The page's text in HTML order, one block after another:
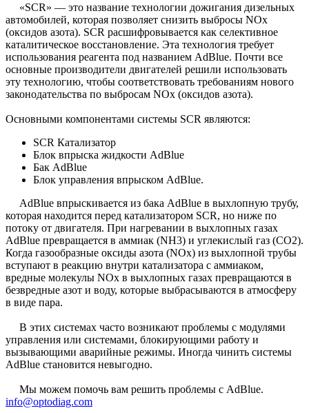
«SCR» — это название технологии дожигания дизельных
автомобилей, которая позволяет снизить выбросы NOx
(оксидов азота). SCR расшифровывается как селективное
каталитическое восстановление. Эта технология требует
использования реагента под названием AdBlue. Почти все
основные производители двигателей решили использовать
эту технологию, чтобы соответствовать требованиям нового
законодательства по выбросам NOx (оксидов азота).
Основными компонентами системы SCR являются:
SCR Катализатор
Блок впрыска жидкости AdBlue
Бак AdBlue
Блок управления впрыском AdBlue.
AdBlue впрыскивается из бака AdBlue в выхлопную трубу,
которая находится перед катализатором SCR, но ниже по
потоку от двигателя. При нагревании в выхлопных газах
AdBlue превращается в аммиак (NH3) и углекислый газ (CO2).
Когда газообразные оксиды азота (NOx) из выхлопной трубы
вступают в реакцию внутри катализатора с аммиаком,
вредные молекулы NOx в выхлопных газах превращаются в
безвредные азот и воду, которые выбрасываются в атмосферу
в виде пара.
В этих системах часто возникают проблемы с модулями
управления или системами, блокирующими работу и
вызывающими аварийные режимы. Иногда чинить системы
AdBlue становится невыгодно.
Мы можем помочь вам решить проблемы с AdBlue.
info@optodiag.com